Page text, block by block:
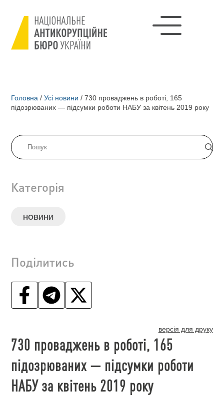
Головна / Усі новини / 730 проваджень в роботі, 165
підозрюваних — підсумки роботи НАБУ за квітень 2019 року
Категорія
НОВИНИ
Поділитись
версія для друку
730 проваджень в роботі, 165
підозрюваних — підсумки роботи
НАБУ за квітень 2019 року